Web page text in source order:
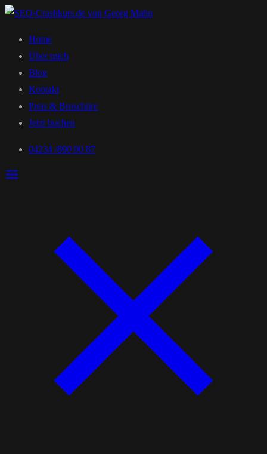
Home
Über mich
Blog
Kontakt
Preis & Broschüre
Jetzt buchen
04234 /890 90 87